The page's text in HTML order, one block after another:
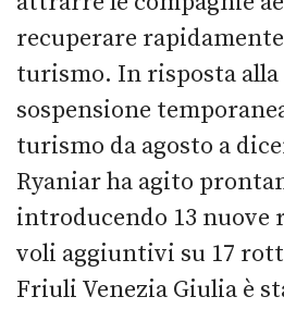
recuperare
turismo. In risposta alla
sospensione
turismo da agosto a
Ryaniar ha agito
introducendo 13 nuove
voli aggiuntivi su 17
Friuli Venezia Giulia è